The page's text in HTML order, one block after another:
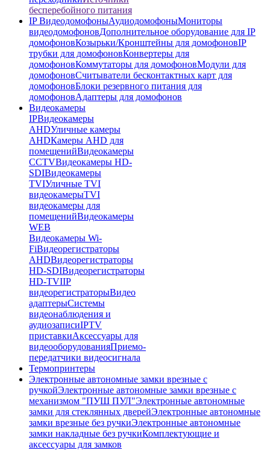
бесперебойного питания
IP ВидеодомофоныАудиодомофоныМониторы
видеодомофоновДополнительное оборудование для IP
домофоновКозырьки/Кронштейны для домофоновIP
трубки для домофоновКонвертеры для
домофоновКоммутаторы для домофоновМодули для
домофоновСчитыватели бесконтактных карт для
домофоновБлоки резервного питания для
домофоновАдаптеры для домофонов
Видеокамеры
IPВидеокамеры
AHDУличные камеры
AHDКамеры AHD для
помещенийВидеокамеры
CCTVВидеокамеры HD-
SDIВидеокамеры
TVIУличные TVI
видеокамерыTVI
видеокамеры для
помещенийВидеокамеры
WEB
Видеокамеры Wi-
FiВидеорегистраторы
AHDВидеорегистраторы
HD-SDIВидеорегистраторы
HD-TVIIP
видеорегистраторыВидео
адаптерыСистемы
видеонаблюдения и
аудиозаписиIPTV
приставкиАксессуары для
видеооборудованияПриемо-
передатчики видеосигнала
Термопринтеры
Электронные автономные замки врезные с
ручкойЭлектронные автономные замки врезные с
механизмом "ПУШ ПУЛ"Электронные автономные
замки для стеклянных дверейЭлектронные автономные
замки врезные без ручкиЭлектронные автономные
замки накладные без ручкиКомплектующие и
аксессуары для замков